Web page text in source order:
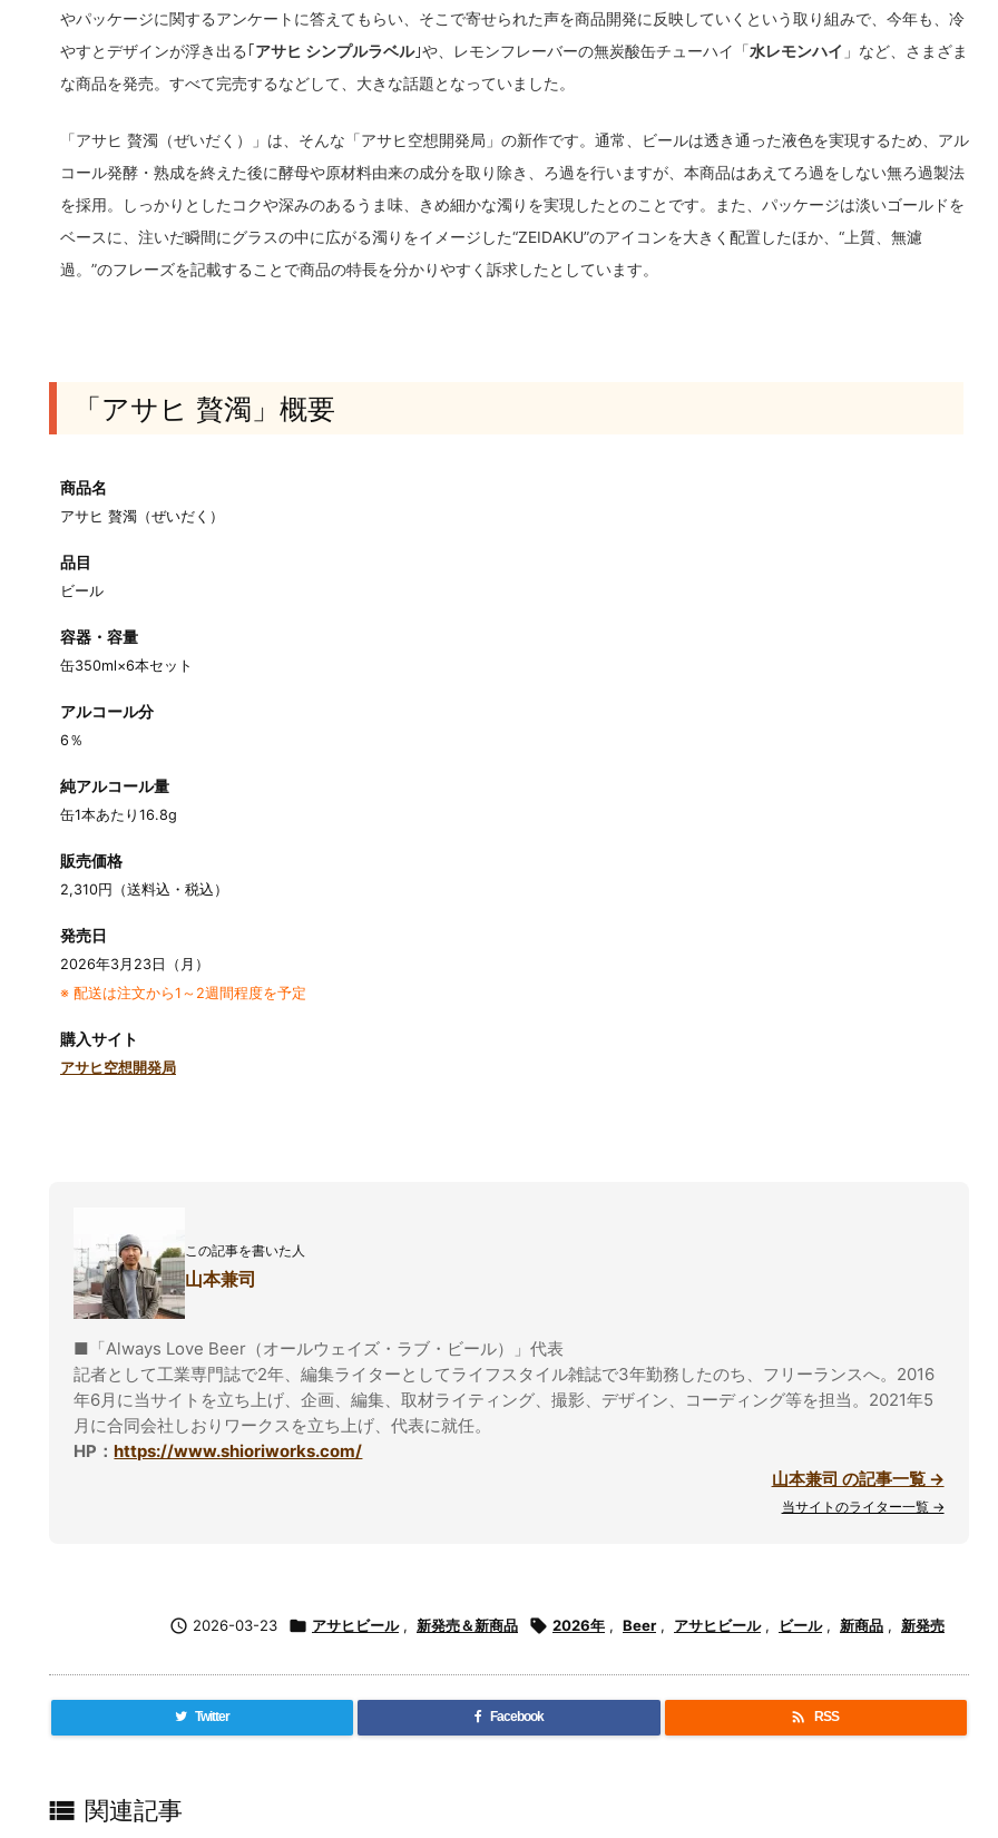
やパッケージに関するアンケートに答えてもらい、そこで寄せられた声を商品開発に反映していくという取り組みで、今年も、冷
やすとデザインが浮き出る｢ アサヒ シンプルラベル｣や、レモンフレーバーの無炭酸缶チューハイ「水レモンハイ 」など、さまざま
な商品を発売。すべて完売するなどして、大きな話題となっていました。
「アサヒ 贅濁（ぜいだく）」は、そんな「アサヒ空想開発局」の新作です。通常、ビールは透き通った液色を実現するため、アル
コール発酵・熟成を終えた後に酵母や原材料由来の成分を取り除き、ろ過を行いますが、本商品はあえてろ過をしない無ろ過製法
を採用。しっかりとしたコクや深みのあるうま味、きめ細かな濁りを実現したとのことです。また、パッケージは淡いゴールドを
ベースに、注いだ瞬間にグラスの中に広がる濁りをイメージした“ZEIDAKU”のアイコンを大きく配置したほか、“上質、無濾
過。”のフレーズを記載することで商品の特長を分かりやすく訴求したとしています。
「アサヒ 贅濁」概要
商品名
アサヒ 贅濁（ぜいだく）
品目
ビール
容器・容量
缶350ml×6本セット
アルコール分
6％
純アルコール量
缶1本あたり16.8g
販売価格
2,310円（送料込・税込）
発売日
2026年3月23日（月）
※ 配送は注文から1～2週間程度を予定
購入サイト
アサヒ空想開発局
この記事を書いた人
山本兼司
■「Always Love Beer（オールウェイズ・ラブ・ビール）」代表
記者として工業専門誌で2年、編集ライターとしてライフスタイル雑誌で3年勤務したのち、フリーランスへ。2016
年6月に当サイトを立ち上げ、企画、編集、取材ライティング、撮影、デザイン、コーディング等を担当。2021年5
月に合同会社しおりワークスを立ち上げ、代表に就任。
HP：https://www.shioriworks.com/
山本兼司 の記事一覧 →
当サイトのライター一覧 →
 2026-03-23  アサヒビール , 新発売＆新商品  2026年 , Beer , アサヒビール , ビール , 新商品 , 新発売
Twitter Facebook  RSS
 関連記事